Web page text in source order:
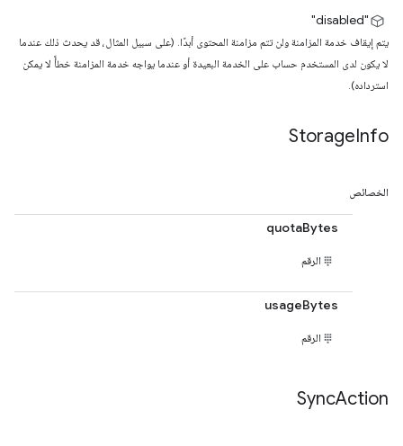
"disabled"
يتم إيقاف خدمة المزامنة ولن تتم مزامنة المحتوى أبدًا. (على سبيل المثال، قد يحدث ذلك عندما
لا يكون لدى المستخدم حساب على الخدمة البعيدة أو عندما يواجه خدمة المزامنة خطأً لا يمكن
استرداده).
StorageInfo
الخصائص
quotaBytes
الرقم
usageBytes
الرقم
SyncAction